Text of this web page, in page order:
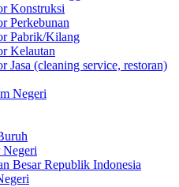
Konstruksi
Perkebunan
Pabrik/Kilang
Kelautan
Jasa (cleaning service, restoran)
Negeri
Besar Republik Indonesia